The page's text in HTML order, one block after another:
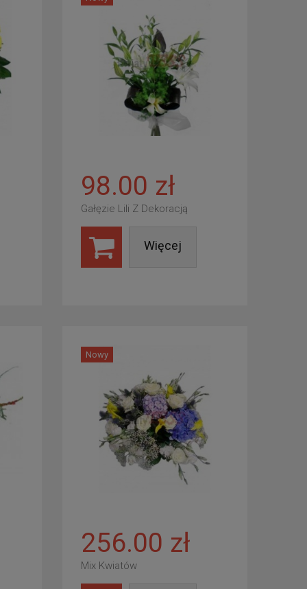
98.00 zł
Gałęzie Lili Z Dekoracją
Więcej
Nowy
256.00 zł
Mix Kwiatów